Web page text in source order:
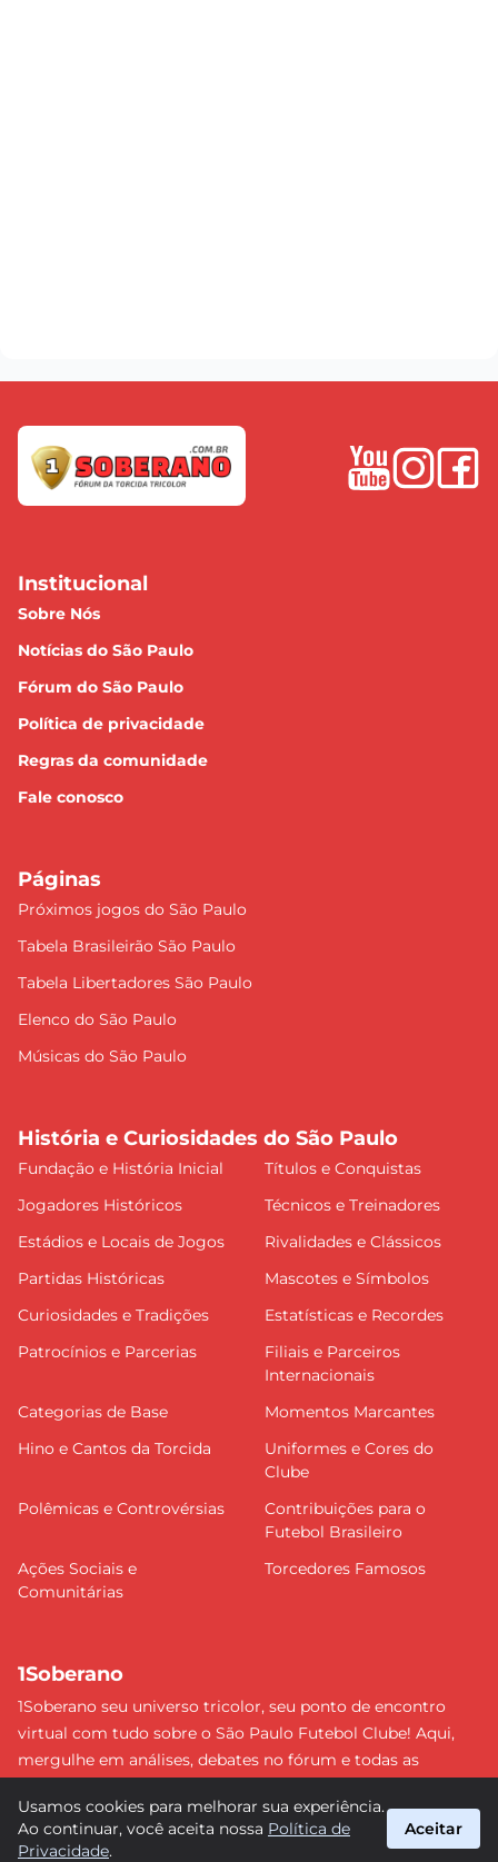
Institucional
Sobre Nós
Notícias do São Paulo
Fórum do São Paulo
Política de privacidade
Regras da comunidade
Fale conosco
Páginas
Próximos jogos do São Paulo
Tabela Brasileirão São Paulo
Tabela Libertadores São Paulo
Elenco do São Paulo
Músicas do São Paulo
História e Curiosidades do São Paulo
Fundação e História Inicial
Títulos e Conquistas
Jogadores Históricos
Técnicos e Treinadores
Estádios e Locais de Jogos
Rivalidades e Clássicos
Partidas Históricas
Mascotes e Símbolos
Curiosidades e Tradições
Estatísticas e Recordes
Patrocínios e Parcerias
Filiais e Parceiros
Internacionais
Categorias de Base
Momentos Marcantes
Hino e Cantos da Torcida
Uniformes e Cores do
Clube
Polêmicas e Controvérsias
Contribuições para o
Futebol Brasileiro
Ações Sociais e
Comunitárias
Torcedores Famosos
1Soberano
1Soberano seu universo tricolor, seu ponto de encontro
virtual com tudo sobre o São Paulo Futebol Clube! Aqui,
mergulhe em análises, debates no fórum e todas as
detalhe e faça parte dessa comunidade apaixonada pelo
tricolor paulista. #SPFC #SãoPaulo #1Soberano
Usamos cookies para melhorar sua experiência.
Ao continuar, você aceita nossa Política de
Privacidade.
Aceitar